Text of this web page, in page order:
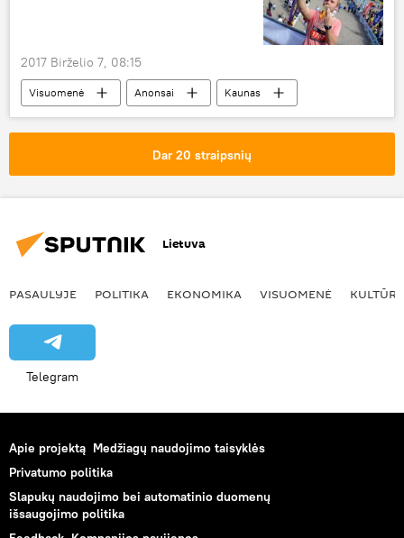
2017 Birželio 7, 08:15
Visuomenė Anonsai
Kaunas
Citadele Kauno maratonas
bėgimas
Kaunas — antroji Lietuvos sostinė
Dar 20 straipsnių
Lietuva
PASAULYJE POLITIKA EKONOMIKA VISUOMENĖ KULTŪRA
Telegram
Apie projektą Medžiagų naudojimo taisyklės
Privatumo politika
Slapukų naudojimo bei automatinio duomenų
išsaugojimo politika